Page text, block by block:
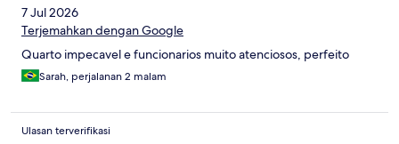
7 Jul 2026
Terjemahkan dengan Google
Quarto impecavel e funcionarios muito atenciosos, perfeito
Sarah, perjalanan 2 malam
Ulasan terverifikasi